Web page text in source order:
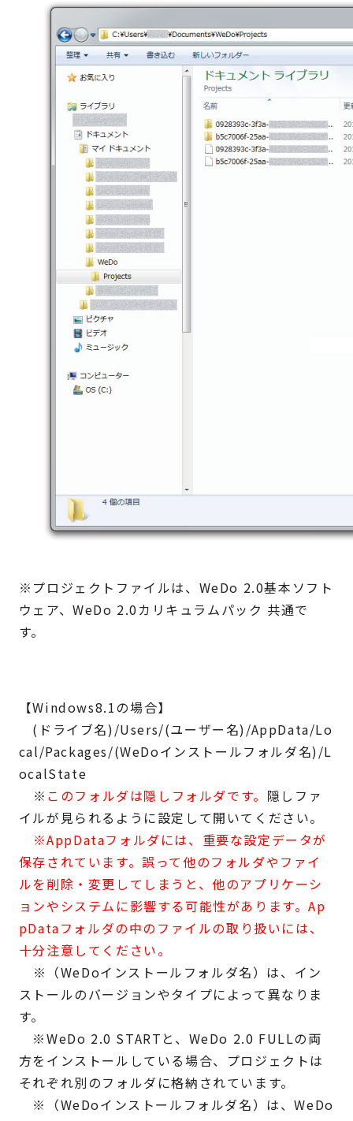
※プロジェクトファイルは、WeDo 2.0基本ソフト
ウェア、WeDo 2.0カリキュラムパック 共通で
す。
【Windows8.1の場合】
(ドライブ名)/Users/(ユーザー名)/AppData/Lo
cal/Packages/(WeDoインストールフォルダ名)/L
ocalState
※ このフォルダは隠しフォルダです。 隠しファ
イルが見られるように設定して開いてください。
※AppDataフォルダには、重要な設定データが
保存されています。誤って他のフォルダやファイ
ルを削除・変更してしまうと、他のアプリケーシ
ョンやシステムに影響する可能性があります。Ap
pDataフォルダの中のファイルの取り扱いには、
十分注意してください。
※（WeDoインストールフォルダ名）は、イン
ストールのバージョンやタイプによって異なりま
す。
※WeDo 2.0 STARTと、WeDo 2.0 FULLの両
方をインストールしている場合、プロジェクトは
それぞれ別のフォルダに格納されています。
※（WeDoインストールフォルダ名）は、WeDo